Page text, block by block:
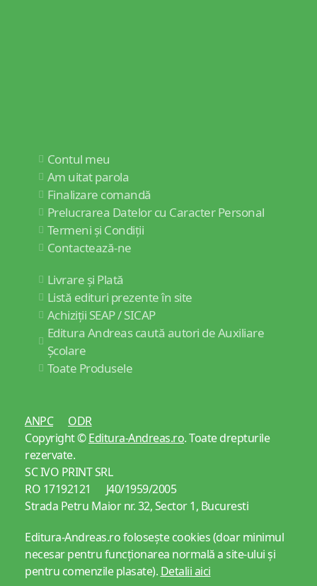
Contul meu
Am uitat parola
Finalizare comandă
Prelucrarea Datelor cu Caracter Personal
Termeni și Condiții
Contactează-ne
Livrare și Plată
Listă edituri prezente în site
Achiziții SEAP / SICAP
Editura Andreas caută autori de Auxiliare
Școlare
Toate Produsele
ANPC
ODR
Copyright ©Editura-Andreas.ro. Toate drepturile
rezervate.
SC IVO PRINT SRL
RO 17192121 J40/1959/2005
Strada Petru Maior nr. 32, Sector 1, Bucuresti
Editura-Andreas.ro folosește cookies (doar minimul
necesar pentru funcționarea normală a site-ului și
pentru comenzile plasate). Detalii aici